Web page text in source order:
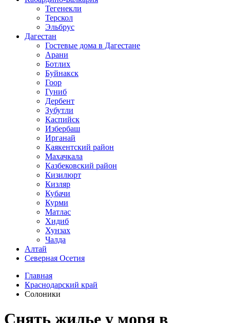
Тегенекли
Терскол
Эльбрус
Дагестан
Гостевые дома в Дагестане
Арани
Ботлих
Буйнакск
Гоор
Гуниб
Дербент
Зубутли
Каспийск
Избербаш
Ирганай
Каякентский район
Махачкала
Казбековский район
Кизилюрт
Кизляр
Кубачи
Курми
Матлас
Хидиб
Хунзах
Чалда
Алтай
Северная Осетия
Главная
Краснодарский край
Солоники
Снять жилье у моря в